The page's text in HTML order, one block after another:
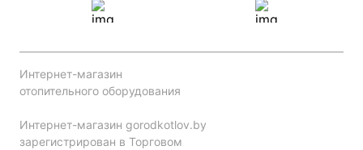
Интернет-магазин
отопительного оборудования
Интернет-магазин gorodkotlov.by
зарегистрирован в Торговом